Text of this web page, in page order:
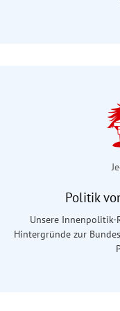
Politik
Unsere Innenpolitik-
Hintergründe zur